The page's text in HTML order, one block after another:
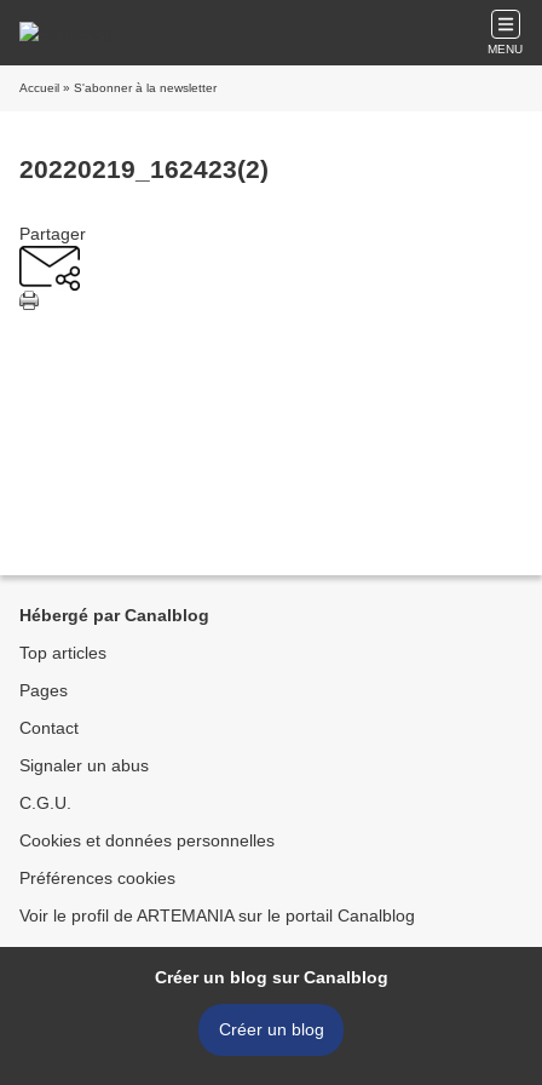
MENU
Accueil » S'abonner à la newsletter
20220219_162423(2)
Partager
Hébergé par Canalblog
Top articles
Pages
Contact
Signaler un abus
C.G.U.
Cookies et données personnelles
Préférences cookies
Voir le profil de ARTEMANIA sur le portail Canalblog
Créer un blog sur Canalblog
Créer un blog